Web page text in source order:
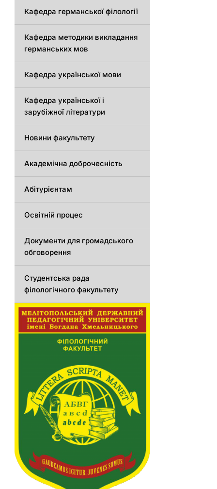
Кафедрa германської філології
Кафедрa методики викладання
германських мов
Кафедра української мови
Кафедра української і
зарубіжної літератури
Новини факультету
Академічна доброчесність
Абітурієнтам
Освітній процес
Документи для громадського
обговорення
Студентська рада
філологічного факультету